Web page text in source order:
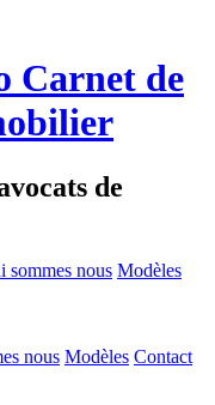
Carnet de
de
sommes nous Modèles
nous Modèles Contact